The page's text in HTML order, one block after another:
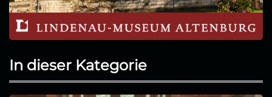
In dieser Kategorie